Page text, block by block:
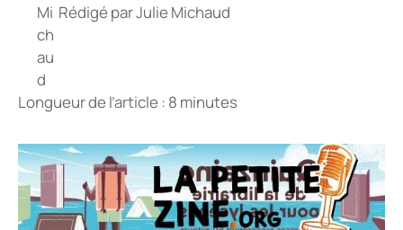
Rédigé parJulie Michaud
Longueur de l’article : 8 minutes